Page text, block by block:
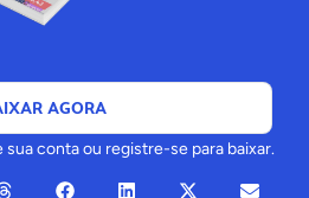
AGORA
conta ou registre-se para baixar.